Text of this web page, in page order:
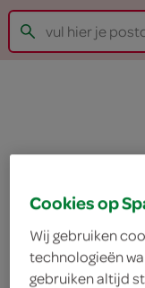
Cookies op
Wij gebruiken
technologieën
gebruiken altijd